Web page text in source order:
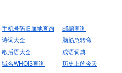
手机号码归属地查询 邮编查询
诗词大全
脑筋急转弯
歇后语大全
成语词典
域名WHOIS查询
历史上的今天